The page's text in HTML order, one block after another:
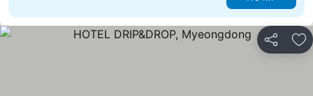
分享 放